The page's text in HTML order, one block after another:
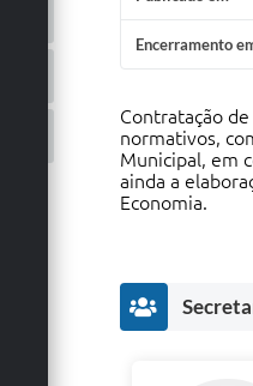
Encerramento
Contratação
normativos,
Municipal, em
ainda a
Economia.